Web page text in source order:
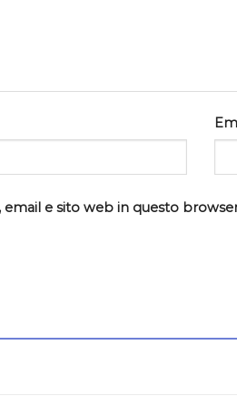
email e sito web in questo